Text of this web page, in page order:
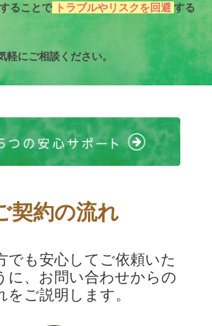
ることで トラブルやリスクを回避する
軽にご相談ください。
契約の流れ
でも安心してご依頼いた
に、お問い合わせからの
をご説明します。